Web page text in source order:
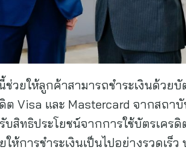
ช่วยให้ลูกค้าสามารถชำระเงินด้ว
ต Visa และ Mastercard จากสถา
สิทธิประโยชน์จากการใช้บัตรเคร
ห้การชำระเงินเป็นไปอย่างรวดเ